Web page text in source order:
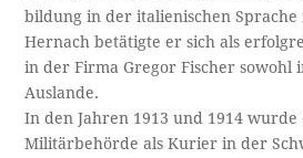
bildung in der italienischen Sprache
Hernach betätigte er sich als
in der Firma Gregor Fischer sowohl
Auslande.
In den Jahren 1913 und 1914
Militärbehörde als Kurier in der